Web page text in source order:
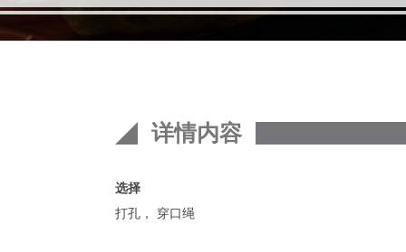
详情内容
选择
打孔， 穿口绳